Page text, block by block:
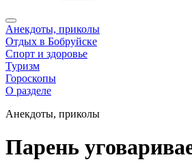
Анекдоты, приколы
Отдых в Бобруйске
Спорт и здоровье
Туризм
Гороскопы
О разделе
Анекдоты, приколы
Парень